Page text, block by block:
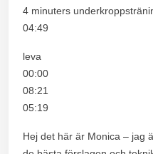
4 minuters
04:49
leva
00:00
08:21
05:19
Hej det här är Monica – jag